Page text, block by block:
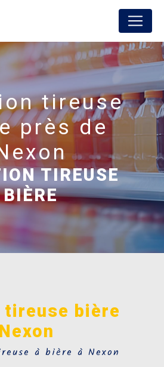
tireuse
près de
TIREUSE
BIÈRE
tireuse bière
à bière à Nexon